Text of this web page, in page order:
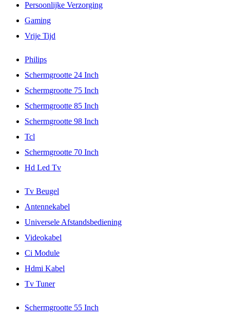
Persoonlijke Verzorging
Gaming
Vrije Tijd
Philips
Schermgrootte 24 Inch
Schermgrootte 75 Inch
Schermgrootte 85 Inch
Schermgrootte 98 Inch
Tcl
Schermgrootte 70 Inch
Hd Led Tv
Tv Beugel
Antennekabel
Universele Afstandsbediening
Videokabel
Ci Module
Hdmi Kabel
Tv Tuner
Schermgrootte 55 Inch